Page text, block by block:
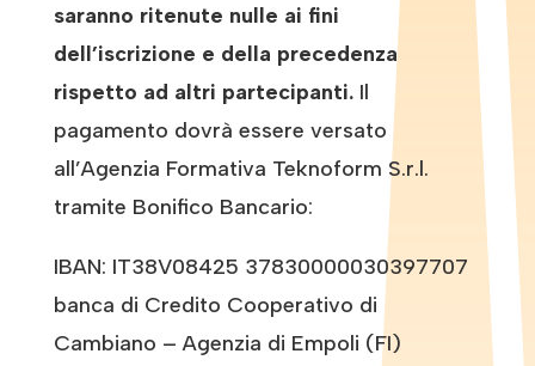
saranno ritenute nulle ai fini
dell’iscrizione e della precedenza
rispetto ad altri partecipanti. Il
pagamento dovrà essere versato
all’Agenzia Formativa Teknoform S.r.l.
tramite Bonifico Bancario:
IBAN: IT38V08425 37830000030397707
banca di Credito Cooperativo di
Cambiano – Agenzia di Empoli (FI)